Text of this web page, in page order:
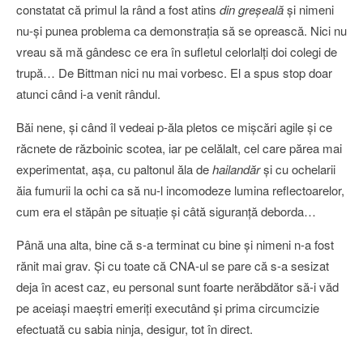
constatat că primul la rând a fost atins din greşealăşi nimeni
nu-şi punea problema ca demonstraţia să se oprească. Nici nu
vreau să mă gândesc ce era în sufletul celorlalţi doi colegi de
trupă… De Bittman nici nu mai vorbesc. El a spus stop doar
atunci când i-a venit rândul.
Băi nene, şi când îl vedeai p-ăla pletos ce mişcări agile şi ce
răcnete de războinic scotea, iar pe celălalt, cel care părea mai
experimentat, aşa, cu paltonul ăla dehailandărşi cu ochelarii
ăia fumurii la ochi ca să nu-l incomodeze lumina reflectoarelor,
cum era el stăpân pe situaţie şi câtă siguranţă deborda…
Până una alta, bine că s-a terminat cu bine şi nimeni n-a fost
rănit mai grav. Şi cu toate că CNA-ul se pare că s-a sesizat
deja în acest caz, eu personal sunt foarte nerăbdător să-i văd
pe aceiaşi maeştri emeriţi executând şi prima circumcizie
efectuată cu sabia ninja, desigur, tot în direct.